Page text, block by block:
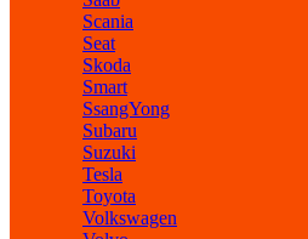
Scania
Seat
Skoda
Smart
SsangYong
Subaru
Suzuki
Tesla
Toyota
Volkswagen